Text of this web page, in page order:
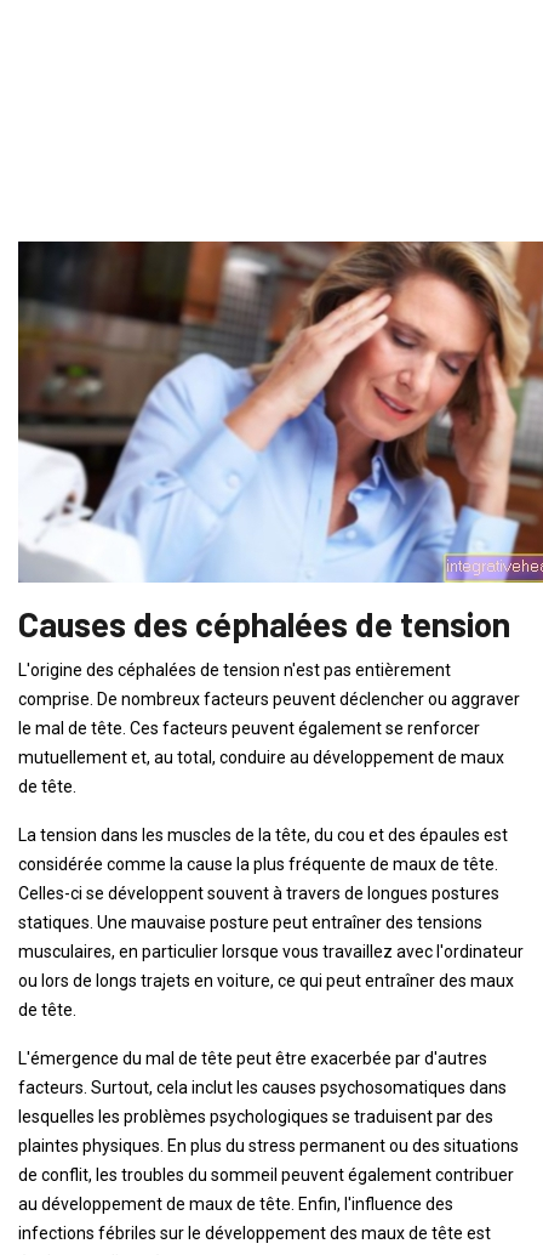
Causes des céphalées de tension
L'origine des céphalées de tension n'est pas entièrement
comprise. De nombreux facteurs peuvent déclencher ou aggraver
le mal de tête. Ces facteurs peuvent également se renforcer
mutuellement et, au total, conduire au développement de maux
de tête.
La tension dans les muscles de la tête, du cou et des épaules est
considérée comme la cause la plus fréquente de maux de tête.
Celles-ci se développent souvent à travers de longues postures
statiques. Une mauvaise posture peut entraîner des tensions
musculaires, en particulier lorsque vous travaillez avec l'ordinateur
ou lors de longs trajets en voiture, ce qui peut entraîner des maux
de tête.
L'émergence du mal de tête peut être exacerbée par d'autres
facteurs. Surtout, cela inclut les causes psychosomatiques dans
lesquelles les problèmes psychologiques se traduisent par des
plaintes physiques. En plus du stress permanent ou des situations
de conflit, les troubles du sommeil peuvent également contribuer
au développement de maux de tête. Enfin, l'influence des
infections fébriles sur le développement des maux de tête est